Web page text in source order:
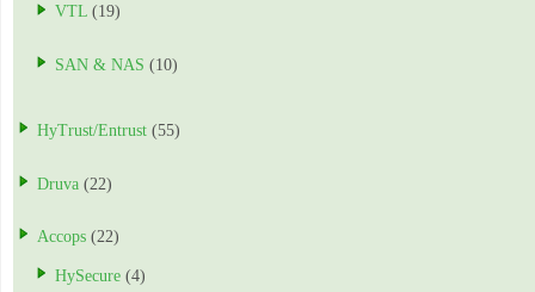
VTL (19)
SAN & NAS (10)
HyTrust/Entrust (55)
Druva (22)
Accops (22)
HySecure (4)